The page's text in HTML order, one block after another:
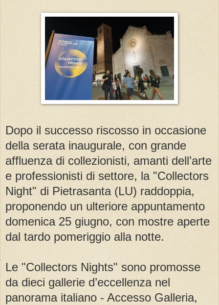
Dopo il successo riscosso in occasione
della serata inaugurale, con grande
affluenza di collezionisti, amanti dell’arte
e professionisti di settore, la "Collectors
Night" di Pietrasanta (LU) raddoppia,
proponendo un ulteriore appuntamento
domenica 25 giugno, con mostre aperte
dal tardo pomeriggio alla notte.
Le "Collectors Nights" sono promosse
da dieci gallerie d’eccellenza nel
panorama italiano - Accesso Galleria,